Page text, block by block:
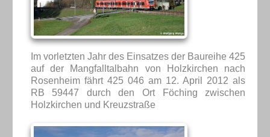
Im vorletzten Jahr des Einsatzes der Baureihe 425
auf der Mangfalltalbahn von Holzkirchen nach
Rosenheim fährt 425 046 am 12. April 2012 als
RB 59447 durch den Ort Föching zwischen
Holzkirchen und Kreuzstraße